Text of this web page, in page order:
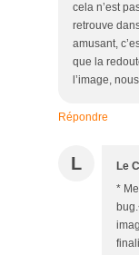
cela n’est
retrouve
amusant,
que la
l’image,
Répondre
L Le
*